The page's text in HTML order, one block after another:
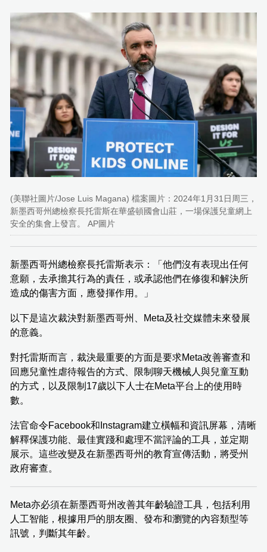
(美聯社圖片/Jose Luis Magana) 檔案圖片：2024年1月31日周三，
新墨西哥州總檢察長托雷斯在華盛頓國會山莊，一場保護兒童網上
安全的集會上發言。 AP圖片
新墨西哥州總檢察長托雷斯表示：「他們沒有表現出任何
意願，去承擔其行為的責任，或承認他們在修復和解決所
造成的傷害方面，應發揮作用。」
以下是這次裁決對新墨西哥州、Meta及社交媒體未來發展
的意義。
對托雷斯而言，裁決最重要的方面是要求Meta改善審查和
回應兒童性虐待報告的方式、限制聊天機械人與兒童互動
的方式，以及限制17歲以下人士在Meta平台上的使用時
數。
法官命令Facebook和Instagram建立橫幅和資訊屏幕，清晰
解釋保護功能、最佳實踐和處理不當評論的工具，並定期
展示。這些改變及在新墨西哥州的教育宣傳活動，將受州
政府審查。
Meta亦必須在新墨西哥州改善其年齡驗證工具，包括利用
人工智能，根據用戶的朋友圈、發布和瀏覽的內容類型等
訊號，判斷其年齡。